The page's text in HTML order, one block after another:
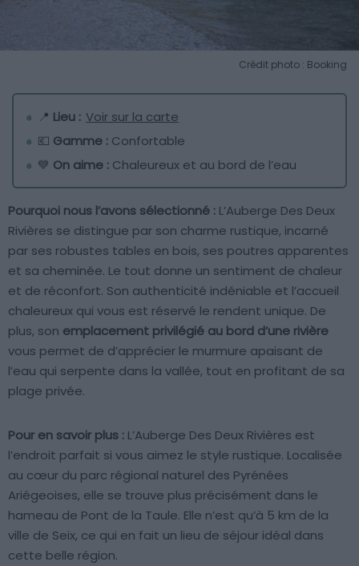
Crédit photo : Booking
📍 Lieu : Voir sur la carte
💶 Gamme : Confortable
💙 On aime : Chaleureux et au bord de l’eau
Pourquoi nous l’avons sélectionné : L’Auberge Des Deux
Rivières se distingue par son charme rustique, incarné
par ses robustes tables en bois, ses poutres apparentes
et sa cheminée. Le tout donne un sentiment de chaleur
et de réconfort. Son authenticité indéniable et l’accueil
chaleureux qui vous est réservé le rendent unique. De
plus, son emplacement privilégié au bord d’une rivière
vous permet de d’apprécier le murmure apaisant de
l’eau qui serpente dans la vallée, tout en profitant de sa
plage privée.
Pour en savoir plus : L’Auberge Des Deux Rivières est
l’endroit parfait si vous aimez le style rustique. Localisée
au cœur du parc régional naturel des Pyrénées
Ariégeoises, elle se trouve plus précisément dans le
hameau de Pont de la Taule. Elle n’est qu’à 5 km de la
ville de Seix, ce qui en fait un lieu de séjour idéal dans
cette belle région.